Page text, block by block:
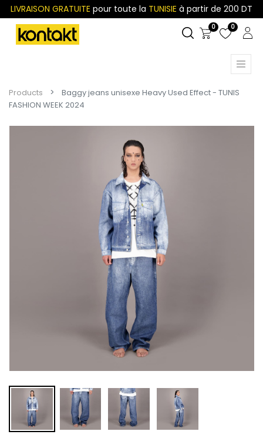
LIVRAISON GRATUITE pour toute la TUNISIE à partir de 200 DT
0 0
Products
Baggy jeans unisexe Heavy Used Effect - TUNIS
FASHION WEEK 2024